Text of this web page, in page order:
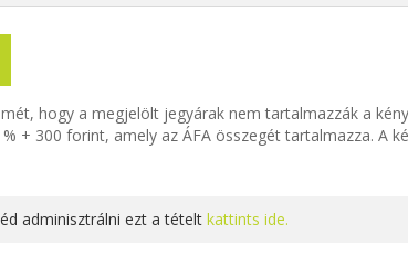
hogy a megjelölt jegyárak nem tartalmazzák a
+ 300 forint, amely az ÁFA összegét tartalmazza. A
adminisztrálni ezt a tételt kattints ide.